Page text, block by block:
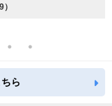
）
ら